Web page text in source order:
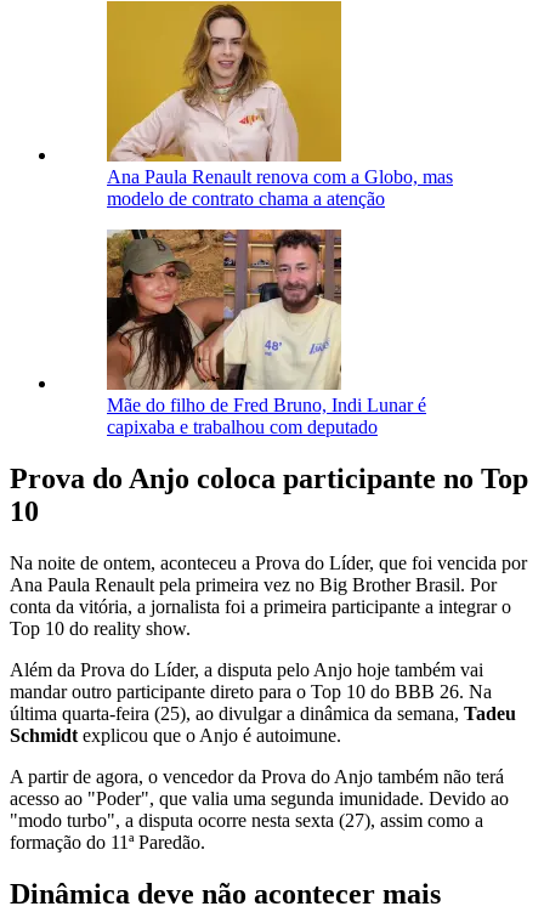
Ana Paula Renault renova com a Globo, mas
modelo de contrato chama a atenção
Mãe do filho de Fred Bruno, Indi Lunar é
capixaba e trabalhou com deputado
Prova do Anjo coloca participante no Top
10
Na noite de ontem, aconteceu a Prova do Líder, que foi vencida por
Ana Paula Renault pela primeira vez no Big Brother Brasil. Por
conta da vitória, a jornalista foi a primeira participante a integrar o
Top 10 do reality show.
Além da Prova do Líder, a disputa pelo Anjo hoje também vai
mandar outro participante direto para o Top 10 do BBB 26. Na
última quarta-feira (25), ao divulgar a dinâmica da semana, Tadeu
Schmidt explicou que o Anjo é autoimune.
A partir de agora, o vencedor da Prova do Anjo também não terá
acesso ao "Poder", que valia uma segunda imunidade. Devido ao
"modo turbo", a disputa ocorre nesta sexta (27), assim como a
formação do 11ª Paredão.
Dinâmica deve não acontecer mais